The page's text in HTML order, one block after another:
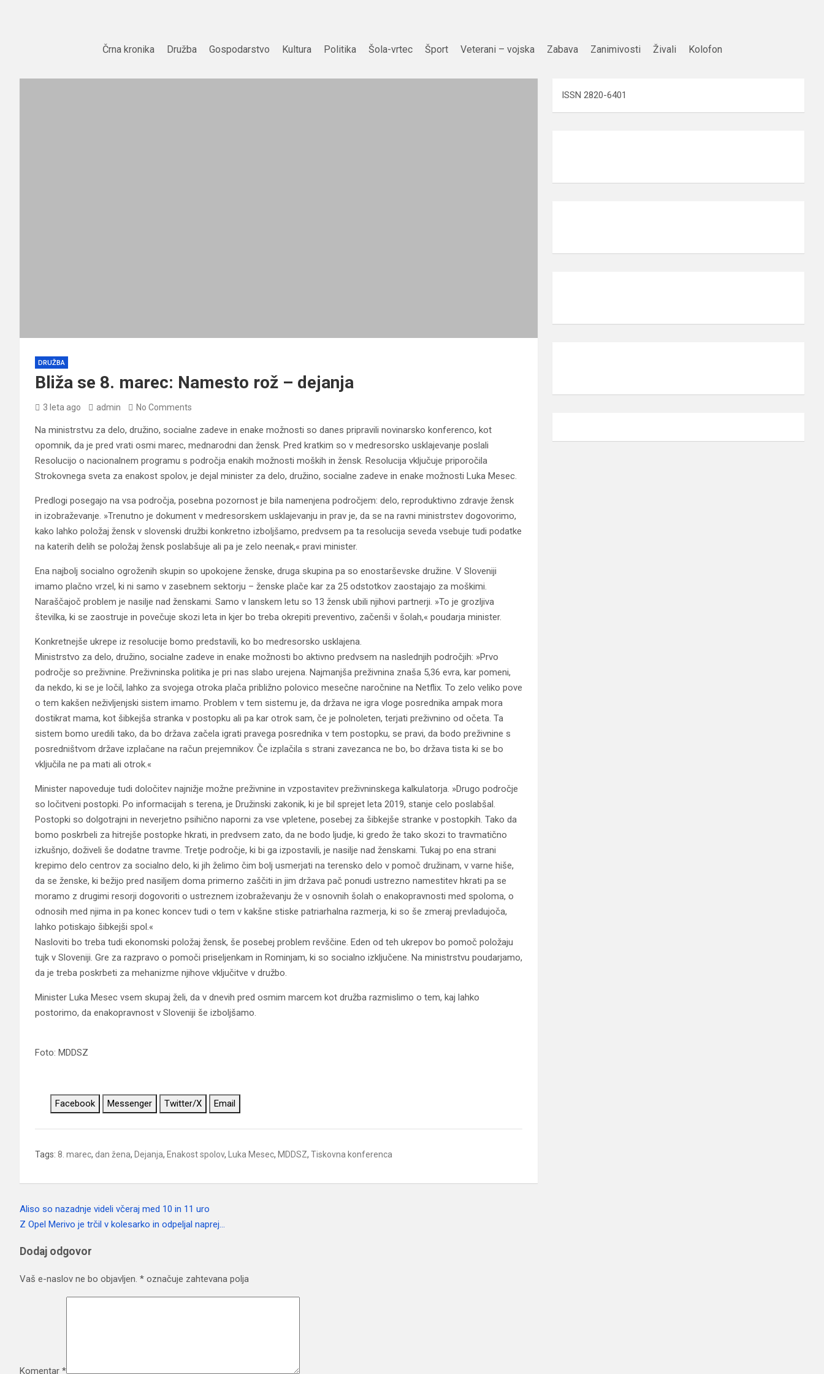
Črna kronika Družba Gospodarstvo Kultura Politika Šola-vrtec Šport Veterani – vojska Zabava Zanimivosti Živali Kolofon
DRUŽBA
Bliža se 8. marec: Namesto rož – dejanja
3 leta ago admin No Comments
Na ministrstvu za delo, družino, socialne zadeve in enake možnosti so danes pripravili novinarsko konferenco, kot
opomnik, da je pred vrati osmi marec, mednarodni dan žensk. Pred kratkim so v medresorsko usklajevanje poslali
Resolucijo o nacionalnem programu s področja enakih možnosti moških in žensk. Resolucija vključuje priporočila
Strokovnega sveta za enakost spolov, je dejal minister za delo, družino, socialne zadeve in enake možnosti Luka Mesec.
Predlogi posegajo na vsa področja, posebna pozornost je bila namenjena področjem: delo, reproduktivno zdravje žensk
in izobraževanje. »Trenutno je dokument v medresorskem usklajevanju in prav je, da se na ravni ministrstev dogovorimo,
kako lahko položaj žensk v slovenski družbi konkretno izboljšamo, predvsem pa ta resolucija seveda vsebuje tudi podatke
na katerih delih se položaj žensk poslabšuje ali pa je zelo neenak,« pravi minister.
Ena najbolj socialno ogroženih skupin so upokojene ženske, druga skupina pa so enostarševske družine. V Sloveniji
imamo plačno vrzel, ki ni samo v zasebnem sektorju – ženske plače kar za 25 odstotkov zaostajajo za moškimi.
Naraščajoč problem je nasilje nad ženskami. Samo v lanskem letu so 13 žensk ubili njihovi partnerji. »To je grozljiva
številka, ki se zaostruje in povečuje skozi leta in kjer bo treba okrepiti preventivo, začenši v šolah,« poudarja minister.
Konkretnejše ukrepe iz resolucije bomo predstavili, ko bo medresorsko usklajena.
Ministrstvo za delo, družino, socialne zadeve in enake možnosti bo aktivno predvsem na naslednjih področjih: »Prvo
področje so preživnine. Preživninska politika je pri nas slabo urejena. Najmanjša preživnina znaša 5,36 evra, kar pomeni,
da nekdo, ki se je ločil, lahko za svojega otroka plača približno polovico mesečne naročnine na Netflix. To zelo veliko pove
o tem kakšen neživljenjski sistem imamo. Problem v tem sistemu je, da država ne igra vloge posrednika ampak mora
dostikrat mama, kot šibkejša stranka v postopku ali pa kar otrok sam, če je polnoleten, terjati preživnino od očeta. Ta
sistem bomo uredili tako, da bo država začela igrati pravega posrednika v tem postopku, se pravi, da bodo preživnine s
posredništvom države izplačane na račun prejemnikov. Če izplačila s strani zavezanca ne bo, bo država tista ki se bo
vključila ne pa mati ali otrok.«
Minister napoveduje tudi določitev najnižje možne preživnine in vzpostavitev preživninskega kalkulatorja. »Drugo področje
so ločitveni postopki. Po informacijah s terena, je Družinski zakonik, ki je bil sprejet leta 2019, stanje celo poslabšal.
Postopki so dolgotrajni in neverjetno psihično naporni za vse vpletene, posebej za šibkejše stranke v postopkih. Tako da
bomo poskrbeli za hitrejše postopke hkrati, in predvsem zato, da ne bodo ljudje, ki gredo že tako skozi to travmatično
izkušnjo, doživeli še dodatne travme. Tretje področje, ki bi ga izpostavili, je nasilje nad ženskami. Tukaj po ena strani
krepimo delo centrov za socialno delo, ki jih želimo čim bolj usmerjati na terensko delo v pomoč družinam, v varne hiše,
da se ženske, ki bežijo pred nasiljem doma primerno zaščiti in jim država pač ponudi ustrezno namestitev hkrati pa se
moramo z drugimi resorji dogovoriti o ustreznem izobraževanju že v osnovnih šolah o enakopravnosti med spoloma, o
odnosih med njima in pa konec koncev tudi o tem v kakšne stiske patriarhalna razmerja, ki so še zmeraj prevladujoča,
lahko potiskajo šibkejši spol.«
Nasloviti bo treba tudi ekonomski položaj žensk, še posebej problem revščine. Eden od teh ukrepov bo pomoč položaju
tujk v Sloveniji. Gre za razpravo o pomoči priseljenkam in Rominjam, ki so socialno izključene. Na ministrstvu poudarjamo,
da je treba poskrbeti za mehanizme njihove vključitve v družbo.
Minister Luka Mesec vsem skupaj želi, da v dnevih pred osmim marcem kot družba razmislimo o tem, kaj lahko
postorimo, da enakopravnost v Sloveniji še izboljšamo.
Foto: MDDSZ
Facebook Messenger Twitter/X Email
Tags: 8. marec, dan žena, Dejanja, Enakost spolov, Luka Mesec, MDDSZ, Tiskovna konferenca
Navigacija
Aliso so nazadnje videli včeraj med 10 in 11 uro
Z Opel Merivo je trčil v kolesarko in odpeljal naprej…
Dodaj odgovor
Vaš e-naslov ne bo objavljen. * označuje zahtevana polja
Komentar *
ISSN 2820-6401